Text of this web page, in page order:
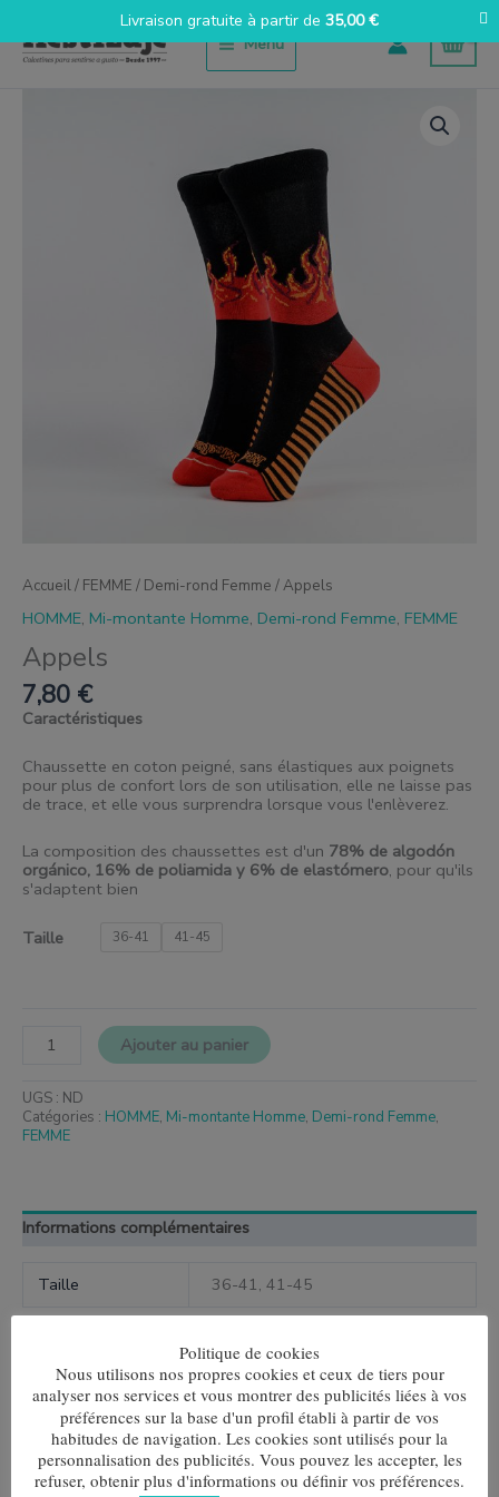
contenu
Menu
Accueil/ FEMME / Demi-rond Femme / Appels
HOMME, Mi-montante Homme, Demi-rond Femme, FEMME
Appels
7,80 €
Caractéristiques
Chaussette en coton peigné, sans élastiques aux poignets
pour plus de confort lors de son utilisation, elle ne laisse pas
de trace, et elle vous surprendra lorsque vous l'enlèverez.
La composition des chaussettes est d'un 78% de algodón
orgánico, 16% de poliamida y 6% de elastómero, pour qu'ils
s'adaptent bien
Taille 36-41 41-45
Ajouter au panier
UGS : ND
Catégories : HOMME, Mi-montante Homme, Demi-rond Femme,
FEMME
Informations complémentaires
Taille 36-41, 41-45
Produits similaires
Multirayures Orange-Vert
Ce
produit
a
Offre!
Offre!
Le
prix
initial
Le
prix
actuel
Ce
produit
a
Politique de cookies
Nous utilisons nos propres cookies et ceux de tiers pour
analyser nos services et vous montrer des publicités liées à vos
préférences sur la base d'un profil établi à partir de vos
habitudes de navigation. Les cookies sont utilisés pour la
personnalisation des publicités. Vous pouvez les accepter, les
refuser, obtenir plus d'informations ou définir vos préférences.
Livraison gratuite à partir de 35,00€